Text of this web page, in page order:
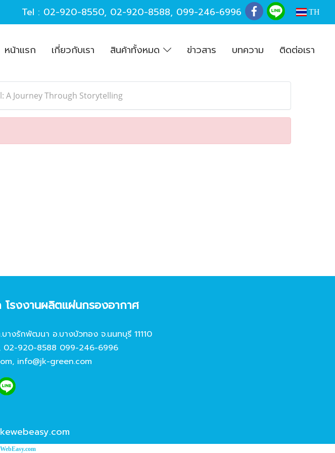
Tel : 02-920-8550, 02-920-8588, 099-246-6996 TH
หน้าแรก เกี่ยวกับเรา สินค้าทั้งหมด ข่าวสาร บทความ ติดต่อเรา
A Journey Through Storytelling
รงงานผลิตแผ่นกรองอากาศ
งรักพัฒนา อ.บางบัวทอง จ.นนทบุรี 11110
02-920-8588 099-246-6996
, info@jk-green.com